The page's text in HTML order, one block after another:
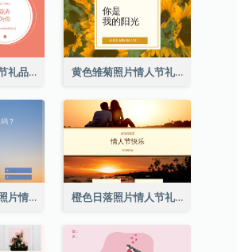
粉红花卉界情人节礼品卡 黄色雏菊照片情人节礼品卡
蓝色和橙色渐变照片情人节礼品卡 橙色日落照片情人节礼品卡